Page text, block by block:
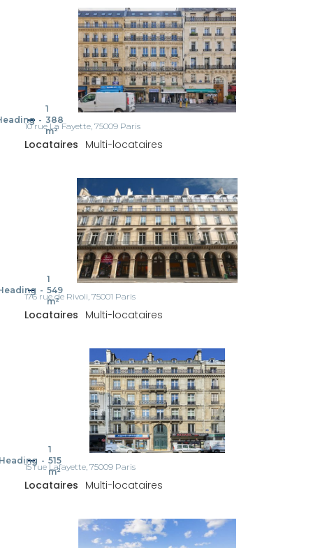
-
1
388
m²
10 rue La Fayette, 75009 Paris
Locataires Multi-locataires
-
1
549
m²
176 rue de Rivoli, 75001 Paris
Locataires Multi-locataires
-
1
515
m²
15 rue Lafayette, 75009 Paris
Locataires Multi-locataires